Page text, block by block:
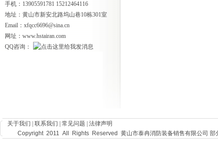
手机：13905591781 15212464116
地址：黄山市新安北路坞山巷10栋301室
Email：xfqcc6696@sina.cn
网址：www.hstairan.com
QQ咨询：
关于我们 联系我们 常见问题
法律声明
Copyright 2011 All Rights Reserved 黄山市泰冉消防装备销售有限公司 部